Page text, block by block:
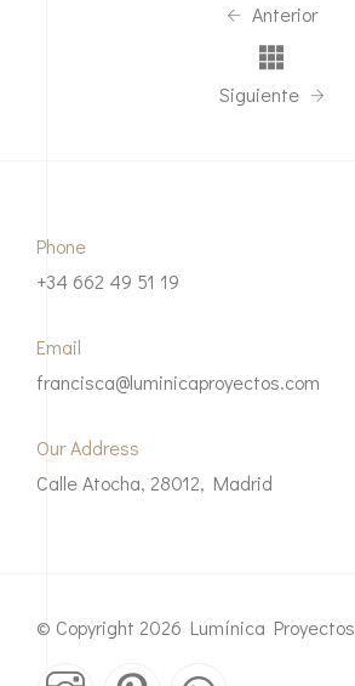
Anterior
Siguiente
Phone
+34 662 49 51 19
Email
francisca@luminicaproyectos.com
Our Address
Calle Atocha, 28012, Madrid
© Copyright 2026 Lumínica Proyectos